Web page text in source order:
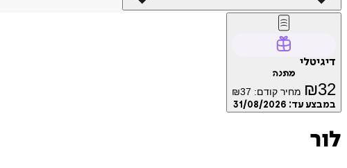
דיגיטלי
מתנה
₪32 מחיר קודם: ₪37
במבצע עד: 31/08/2026
לור